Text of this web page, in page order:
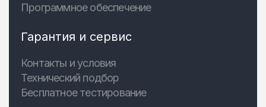
Программное обеспечение
Гарантия и сервис
Контакты и условия
Технический подбор
Бесплатное тестирование